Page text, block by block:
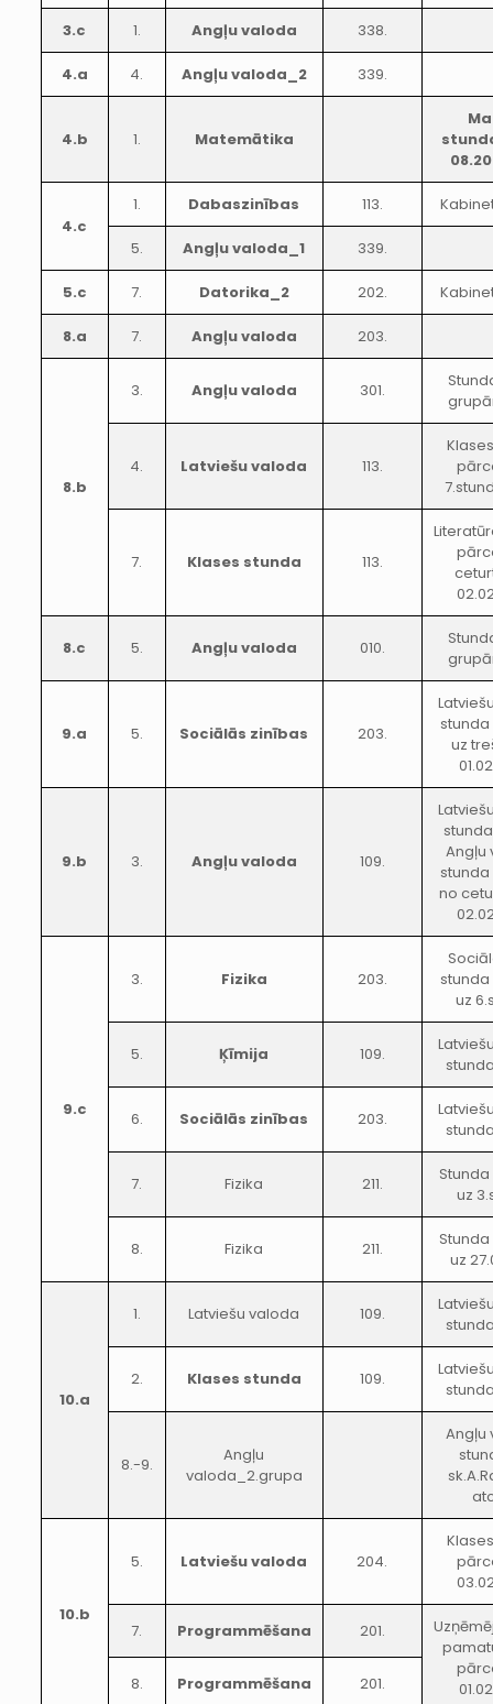
3.c 1. Angļu valoda 338.
4.a 4. Angļu valoda_2 339.
4.b 1. Matemātika
4.c
1. Dabaszinības 113.
5. Angļu valoda_1 339.
5.c 7. Datorika_2 202.
8.a 7. Angļu valoda 203.
8.b
3. Angļu valoda 301.
4. Latviešu valoda 113.
7. Klases stunda 113.
8.c 5. Angļu valoda 010.
9.a 5. Sociālās zinības 203.
uz
9.b 3. Angļu valoda 109.
Angļu
no
9.c
3. Fizika 203.
uz
5. Ķīmija 109.
6. Sociālās zinības 203.
7. Fizika 211.
uz
8. Fizika 211.
uz
10.a
1. Latviešu valoda 109.
2. Klases stunda 109.
8.-9.
Angļu
valoda_2.grupa
Angļu
10.b
5. Latviešu valoda 204.
7. Programmēšana 201.
8. Programmēšana 201.